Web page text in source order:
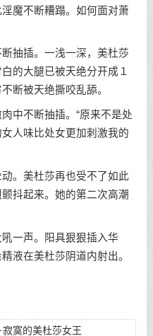
魔不断糟蹋。如何面对萧
抽插。一浅一深，美杜莎
的大腿已被天绝分开成１
断被天绝撕咬乱舔。
中不断抽插。“原来不是处
人味比处女更加刺激我的
。美杜莎再也受不了如此
抖起来。她的第二次高潮
一声。阳具狠狠插入华
液在美杜莎阴道内射出。
寞的美杜莎女王